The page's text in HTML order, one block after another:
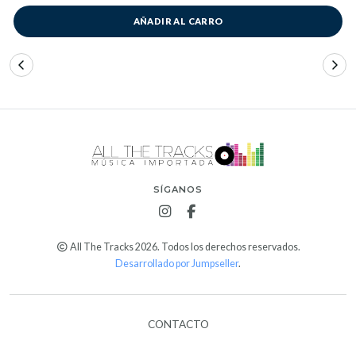
AÑADIR AL CARRO
SÍGANOS
All The Tracks 2026. Todos los derechos reservados.
Desarrollado por Jumpseller.
CONTACTO